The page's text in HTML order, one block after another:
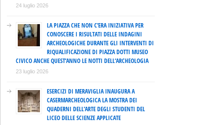
24 luglio 2026
LA PIAZZA CHE NON C’ERA INIZIATIVA PER
CONOSCERE I RISULTATI DELLE INDAGINI
ARCHEOLOGICHE DURANTE GLI INTERVENTI DI
RIQUALIFICAZIONE DI PIAZZA DOTTI MUSEO
CIVICO ANCHE QUEST’ANNO LE NOTTI DELL’ARCHEOLOGIA
23 luglio 2026
ESERCIZI DI MERAVIGLIA INAUGURA A
CASERMARCHEOLOGICA LA MOSTRA DEI
QUADERNI DELL’ARTE DEGLI STUDENTI DEL
LICEO DELLE SCIENZE APPLICATE